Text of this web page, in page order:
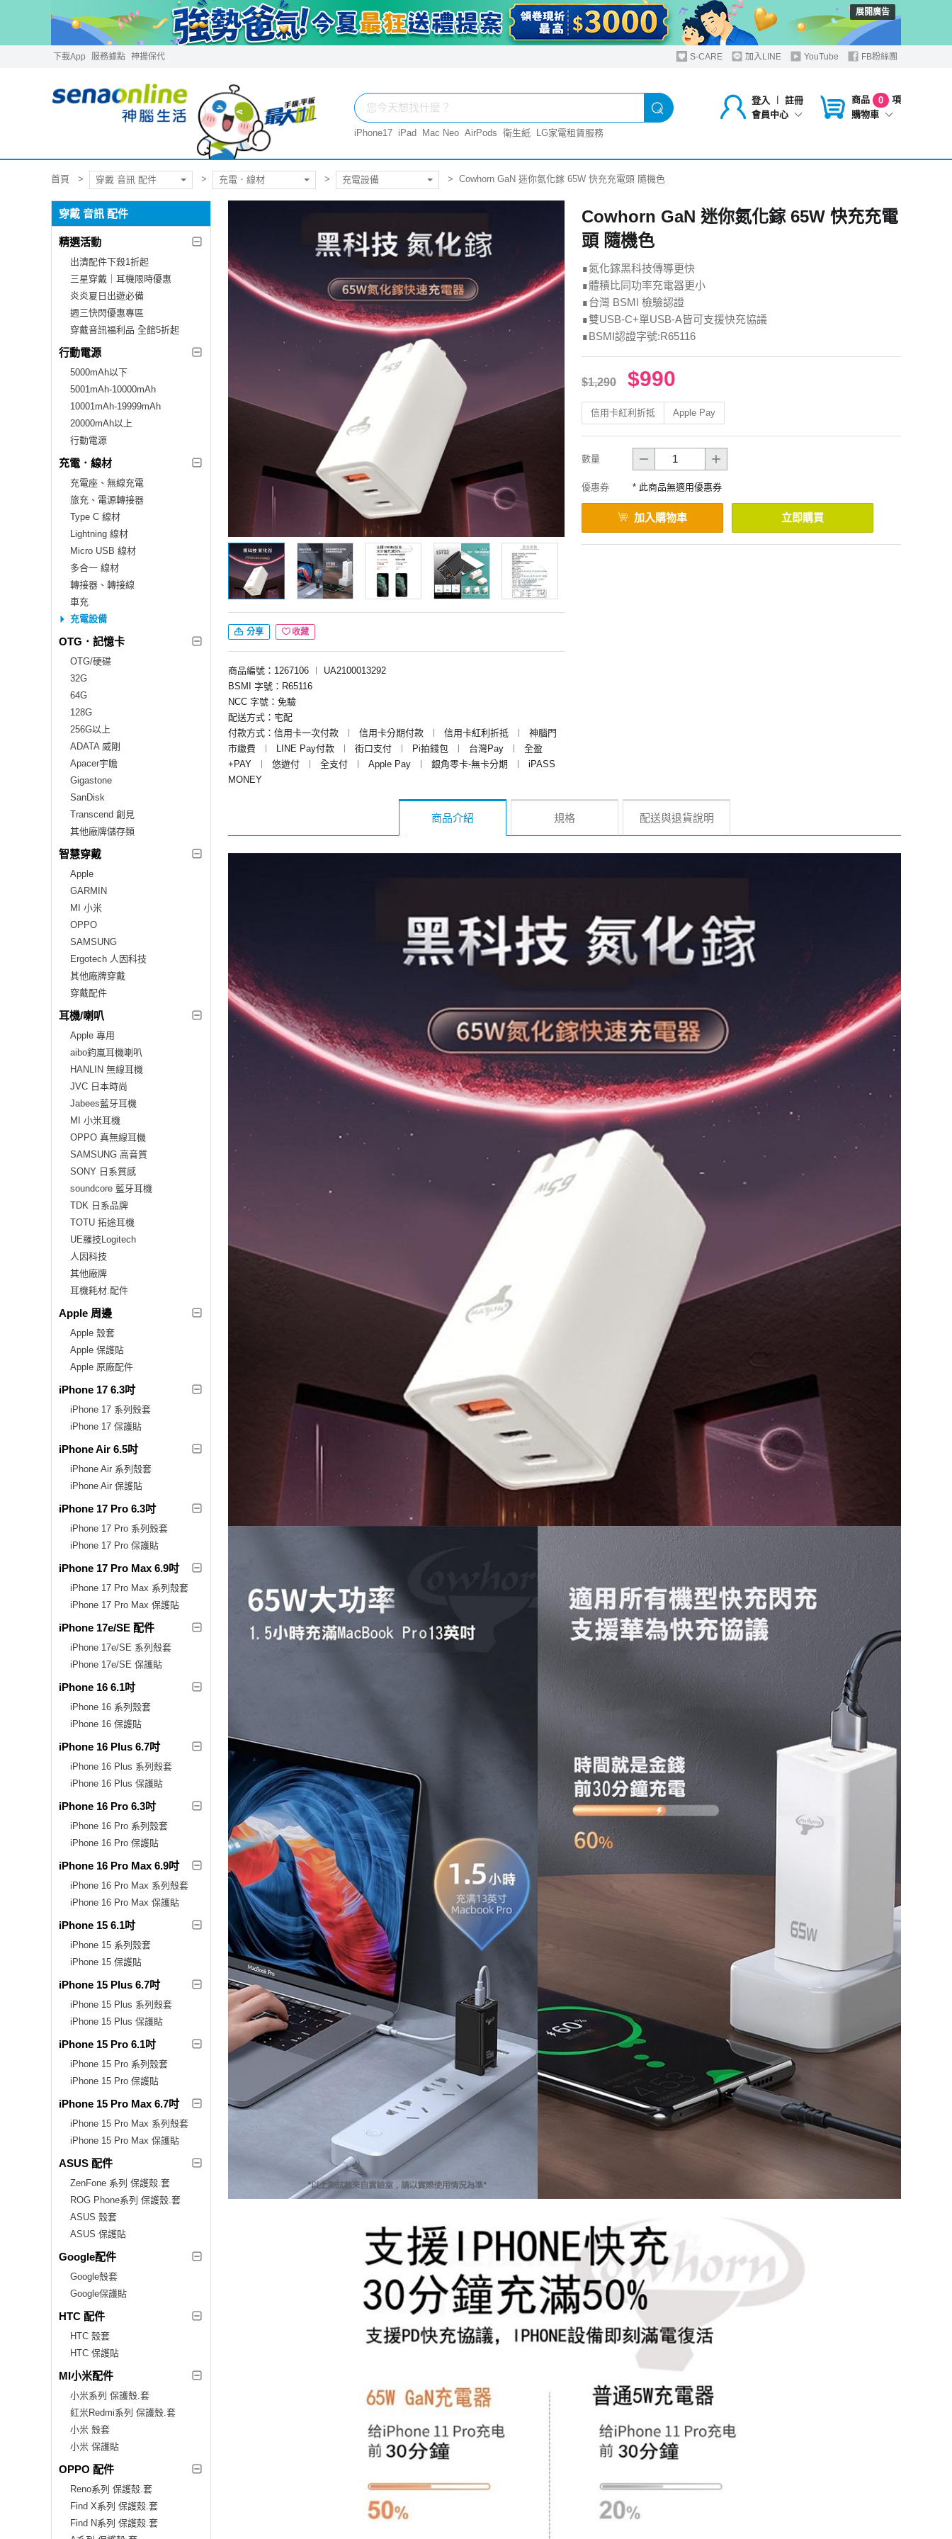
展開廣告
下載App 服務據點 神揚保代 S-CARE 加入LINE YouTube FB粉絲團
登入 ︱
註冊
會員中心
商品 0
項
購物車
iPhone17 iPad Mac Neo AirPods 衛生紙 LG家電租賃服務
首頁 穿戴 音訊 配件 充電．線材 充電設備 Cowhorn GaN 迷你氮化鎵 65W 快充充電頭 隨機色
穿戴 音訊 配件
精選活動
出清配件下殺1折起
三星穿戴｜耳機限時優惠
炎炎夏日出遊必備
週三快閃優惠專區
穿戴音訊福利品 全館5折起
行動電源
5000mAh以下
5001mAh-10000mAh
10001mAh-19999mAh
20000mAh以上
行動電源
充電．線材
充電座、無線充電
旅充、電源轉接器
Type C 線材
Lightning 線材
Micro USB 線材
多合一 線材
轉接器、轉接線
車充
充電設備
OTG．記憶卡
OTG/硬碟
32G
64G
128G
256G以上
ADATA 威剛
Apacer宇瞻
Gigastone
SanDisk
Transcend 創見
其他廠牌儲存類
智慧穿戴
Apple
GARMIN
MI 小米
OPPO
SAMSUNG
Ergotech 人因科技
其他廠牌穿戴
穿戴配件
耳機/喇叭
Apple 專用
aibo鈞嵐耳機喇叭
HANLIN 無線耳機
JVC 日本時尚
Jabees藍牙耳機
MI 小米耳機
OPPO 真無線耳機
SAMSUNG 高音質
SONY 日系質感
soundcore 藍牙耳機
TDK 日系品牌
TOTU 拓途耳機
UE羅技Logitech
人因科技
其他廠牌
耳機耗材.配件
Apple 周邊
Apple 殼套
Apple 保護貼
Apple 原廠配件
iPhone 17 6.3吋
iPhone 17 系列殼套
iPhone 17 保護貼
iPhone Air 6.5吋
iPhone Air 系列殼套
iPhone Air 保護貼
iPhone 17 Pro 6.3吋
iPhone 17 Pro 系列殼套
iPhone 17 Pro 保護貼
iPhone 17 Pro Max 6.9吋
iPhone 17 Pro Max 系列殼套
iPhone 17 Pro Max 保護貼
iPhone 17e/SE 配件
iPhone 17e/SE 系列殼套
iPhone 17e/SE 保護貼
iPhone 16 6.1吋
iPhone 16 系列殼套
iPhone 16 保護貼
iPhone 16 Plus 6.7吋
iPhone 16 Plus 系列殼套
iPhone 16 Plus 保護貼
iPhone 16 Pro 6.3吋
iPhone 16 Pro 系列殼套
iPhone 16 Pro 保護貼
iPhone 16 Pro Max 6.9吋
iPhone 16 Pro Max 系列殼套
iPhone 16 Pro Max 保護貼
iPhone 15 6.1吋
iPhone 15 系列殼套
iPhone 15 保護貼
iPhone 15 Plus 6.7吋
iPhone 15 Plus 系列殼套
iPhone 15 Plus 保護貼
iPhone 15 Pro 6.1吋
iPhone 15 Pro 系列殼套
iPhone 15 Pro 保護貼
iPhone 15 Pro Max 6.7吋
iPhone 15 Pro Max 系列殼套
iPhone 15 Pro Max 保護貼
ASUS 配件
ZenFone 系列 保護殼.套
ROG Phone系列 保護殼.套
ASUS 殼套
ASUS 保護貼
Google配件
Google殼套
Google保護貼
HTC 配件
HTC 殼套
HTC 保護貼
MI小米配件
小米系列 保護殼.套
紅米Redmi系列 保護殼.套
小米 殼套
小米 保護貼
OPPO 配件
Reno系列 保護殼.套
Find X系列 保護殼.套
Find N系列 保護殼.套
分享 收藏
商品編號：1267106 ︱
UA2100013292
BSMI 字號：R65116
NCC 字號：免驗
配送方式：宅配
付款方式：信用卡一次付款
︱ 信用卡分期付款 ︱ 信用卡紅利折抵 ︱
神腦門
市繳費
︱ LINE Pay付款 ︱ 街口支付 ︱ Pi拍錢包 ︱ 台灣Pay ︱
全盈
+PAY
︱ 悠遊付 ︱ 全支付 ︱ Apple Pay ︱ 銀角零卡-無卡分期 ︱
iPASS
MONEY
Cowhorn GaN 迷你氮化鎵 65W 快充充電
頭 隨機色
∎氮化鎵黑科技傳導更快
∎體積比同功率充電器更小
∎台灣 BSMI 檢驗認證
∎雙USB-C+單USB-A皆可支援快充協議
∎BSMI認證字號:R65116
$1,290 $990
信用卡紅利折抵 Apple Pay
數量
優惠券 * 此商品無適用優惠券
加入購物車 立即購買
商品介紹 規格 配送與退貨說明